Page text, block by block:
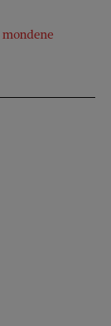
mondene